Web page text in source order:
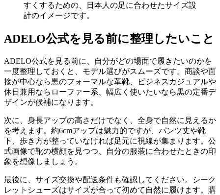
すくするための、日本人の足に合わせたサイズ設
計のイメージです。
ADELO公式を見る前に整理したいこと
ADELO公式を見る前に、自分がどの場面で履きたいのかを
一度整理しておくと、モデル選びがスムーズです。商談や面
接が中心なら黒のフォーマルな革靴、ビジネスカジュアルや
休日兼用ならローファー系、幅広く使いたいなら黒の定番デ
ザインが候補になります。
次に、身長アップの高さだけでなく、全身で自然に見えるか
を考えます。約6cmアップは魅力的ですが、パンツ丈や靴
下、歩き方が整っていなければ足元に視線が集まります。公
式画像で靴の横顔を見つつ、自分の服装に合わせたときの印
象を想像しましょう。
最後に、サイズ交換や配送条件も確認してください。シーク
レットシューズはサイズが合って初めて自然に履けます。購